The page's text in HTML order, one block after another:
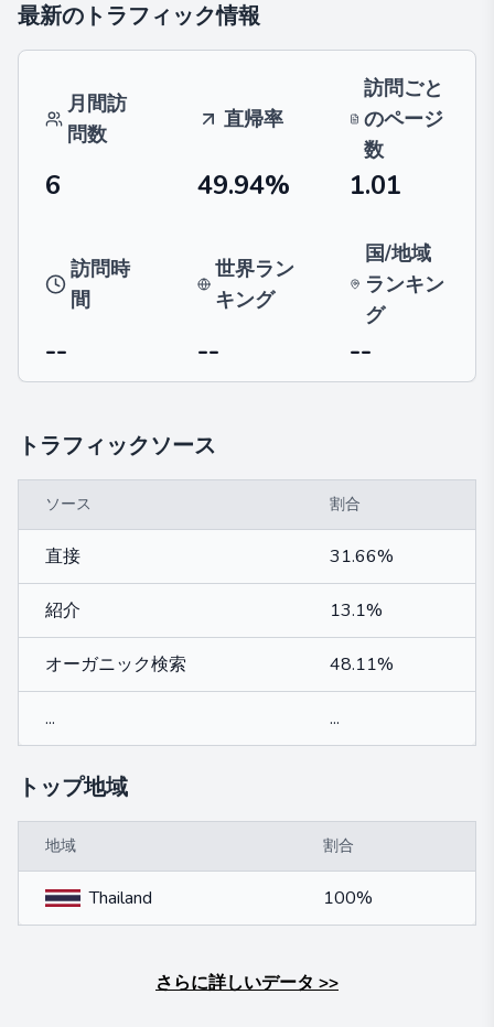
最新のトラフィック情報
月間訪
問数
直帰率
訪問ごと
のページ
数
6 49.94% 1.01
訪問時
間
世界ラン
キング
国/地域
ランキン
グ
-- -- --
トラフィックソース
ソース 割合
直接 31.66%
紹介 13.1%
オーガニック検索 48.11%
... ...
トップ地域
地域 割合
Thailand 100%
さらに詳しいデータ >>